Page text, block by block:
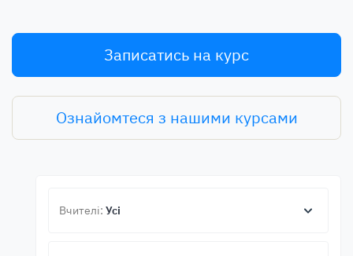
Записатись на курс
Ознайомтеся з нашими курсами
Вчителі: Усі